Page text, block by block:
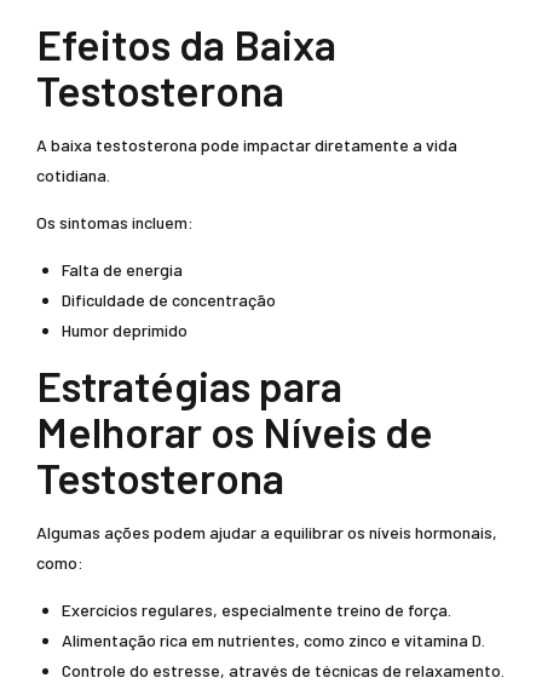
Efeitos da Baixa
Testosterona
A baixa testosterona pode impactar diretamente a vida
cotidiana.
Os sintomas incluem:
Falta de energia
Dificuldade de concentração
Humor deprimido
Estratégias para
Melhorar os Níveis de
Testosterona
Algumas ações podem ajudar a equilibrar os níveis hormonais,
como:
Exercícios regulares, especialmente treino de força.
Alimentação rica em nutrientes, como zinco e vitamina D.
Controle do estresse, através de técnicas de relaxamento.